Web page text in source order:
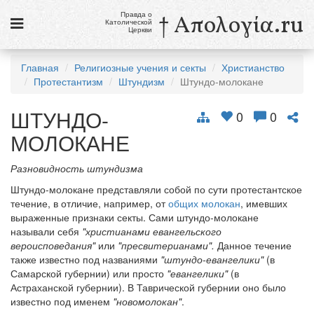
Новости
Католики в России
Галерея
Викторины
Ссылки
Религиозные учения и секты, справочник
8 августа
Св. Доминик, священник
см. календарь
Правда о
Католической
Церкви † Απολογία.ru
Главная Религиозные учения и секты
Христианство
Протестантизм
Штундизм Штундо-молокане
0 0
ШТУНДО-
МОЛОКАНЕ
Разновидность штундизма
Штундо-молокане представляли собой по сути протестантское
течение, в отличие, например, отобщих молокан, имевших
выраженные признаки секты. Сами штундо-молокане
называли себя "христианами евангельского
вероисповедания"или "пресвитерианами". Данное течение
также известно под названиями "штундо-евангелики"(в
Самарской губернии) или просто "евангелики"(в
Астраханской губернии). В Таврической губернии оно было
известно под именем "новомолокан".